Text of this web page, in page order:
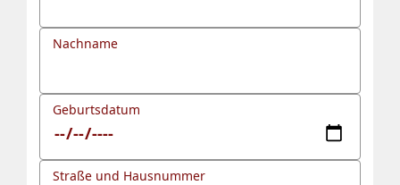
Nachname
Geburtsdatum
Straße und Hausnummer